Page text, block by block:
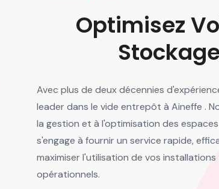
Optimisez
Avec plus de deux décennies
leader dans le vide entrepôt à Aineffe .
la gestion et à l'optimisation des
s'engage à fournir un service rapide,
maximiser l'utilisation de vos
opérationnels.